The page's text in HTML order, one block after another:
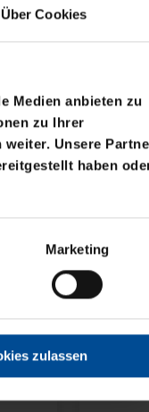
Über Cookies
Medien anbieten zu
zu Ihrer
Unsere
haben
Marketing
zulassen
NATUR
64,95 €